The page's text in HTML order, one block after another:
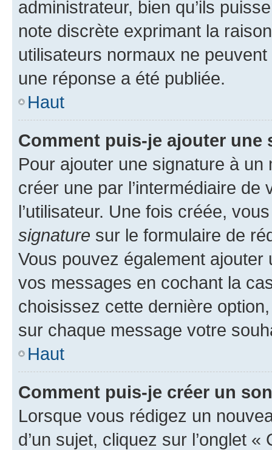
administrateur, bien qu’ils
note discrète exprimant la
utilisateurs normaux ne
une réponse a été publiée.
Haut
Comment puis-je ajouter une
Pour ajouter une signature à un
créer une par l’intermédiaire
l’utilisateur. Une fois créée,
signature sur le formulaire de
Vous pouvez également
vos messages en cochant la
choisissez cette dernière
sur chaque message votre
Haut
Comment puis-je créer un
Lorsque vous rédigez un
d’un sujet, cliquez sur l’onglet